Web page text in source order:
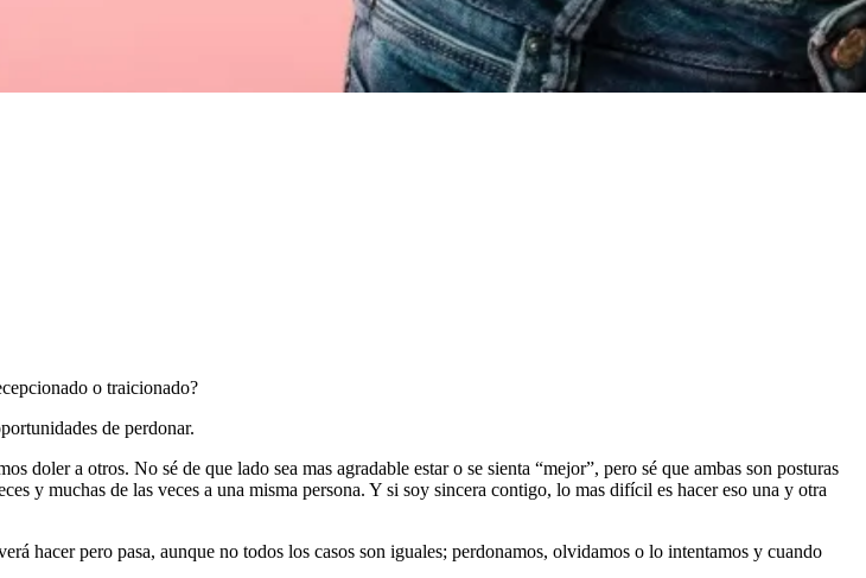
o traicionado?
de perdonar.
doler a otros. No sé de que lado sea mas agradable estar o se sienta “mejor”, pero sé que ambas son posturas
y muchas de las veces a una misma persona. Y si soy sincera contigo, lo mas difícil es hacer eso una y otra
hacer pero pasa, aunque no todos los casos son iguales; perdonamos, olvidamos o lo intentamos y cuando